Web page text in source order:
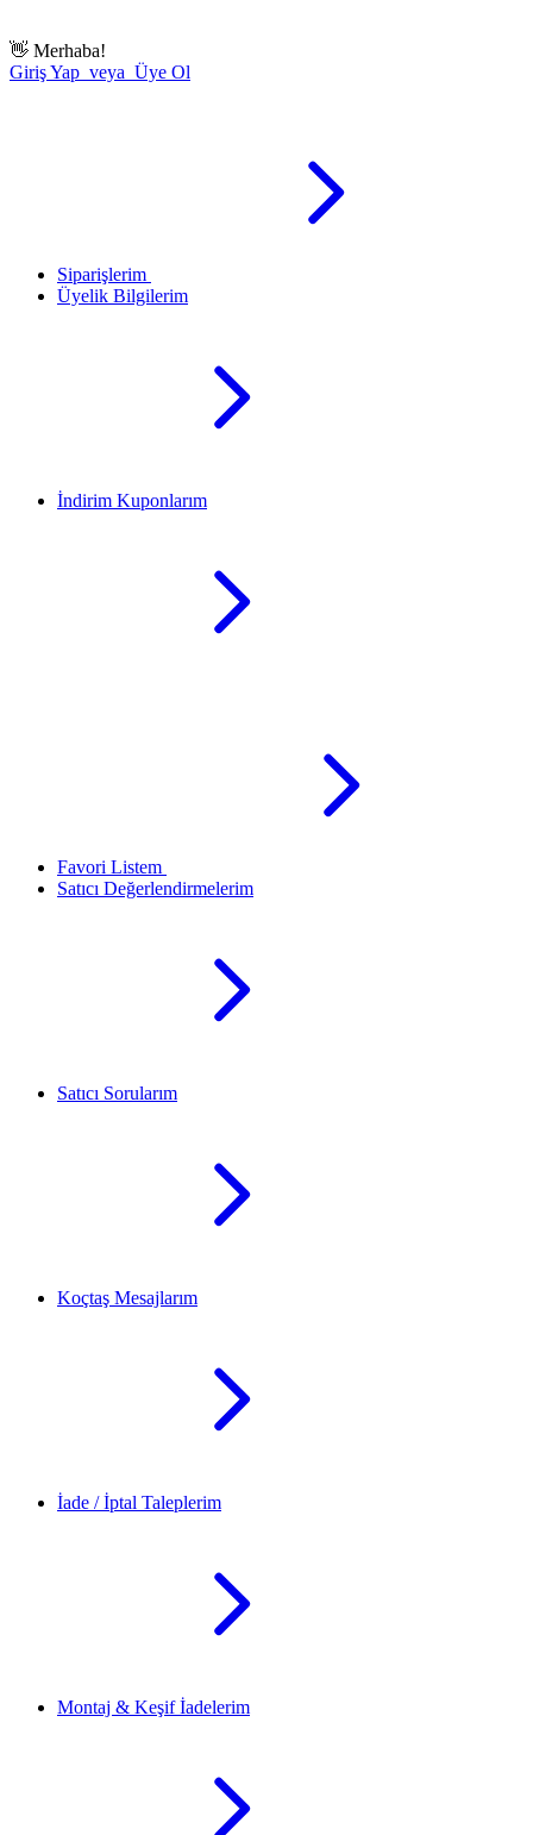
👋 Merhaba!
Giriş Yap veya Üye Ol
Siparişlerim
Üyelik Bilgilerim
İndirim Kuponlarım
Favori Listem
Satıcı Değerlendirmelerim
Satıcı Sorularım
Koçtaş Mesajlarım
İade / İptal Taleplerim
Montaj & Keşif İadelerim